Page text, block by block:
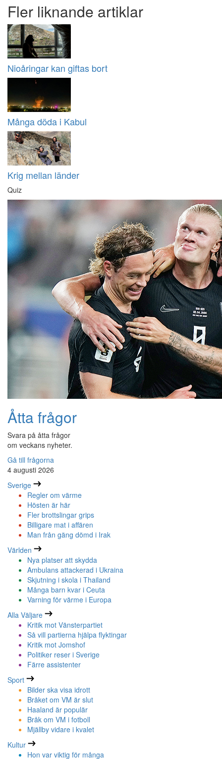
Fler liknande artiklar
Nioåringar kan giftas bort
Många döda i Kabul
Krig mellan länder
Quiz
Åtta frågor
Svara på åtta frågor
om veckans nyheter.
Gå till frågorna
4 augusti 2026
Sverige
Regler om värme
Hösten är här
Fler brottslingar grips
Billigare mat i affären
Man från gäng dömd i Irak
Världen
Nya platser att skydda
Ambulans attackerad i Ukraina
Skjutning i skola i Thailand
Många barn kvar i Ceuta
Varning för värme i Europa
Alla Väljare
Kritik mot Vänsterpartiet
Så vill partierna hjälpa flyktingar
Kritik mot Jomshof
Politiker reser i Sverige
Färre assistenter
Sport
Bilder ska visa idrott
Bråket om VM är slut
Haaland är populär
Bråk om VM i fotboll
Mjällby vidare i kvalet
Kultur
Hon var viktig för många